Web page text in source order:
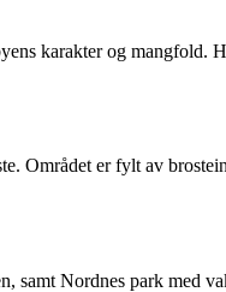
karakter og mangfold.
Området er fylt av
samt Nordnes park med